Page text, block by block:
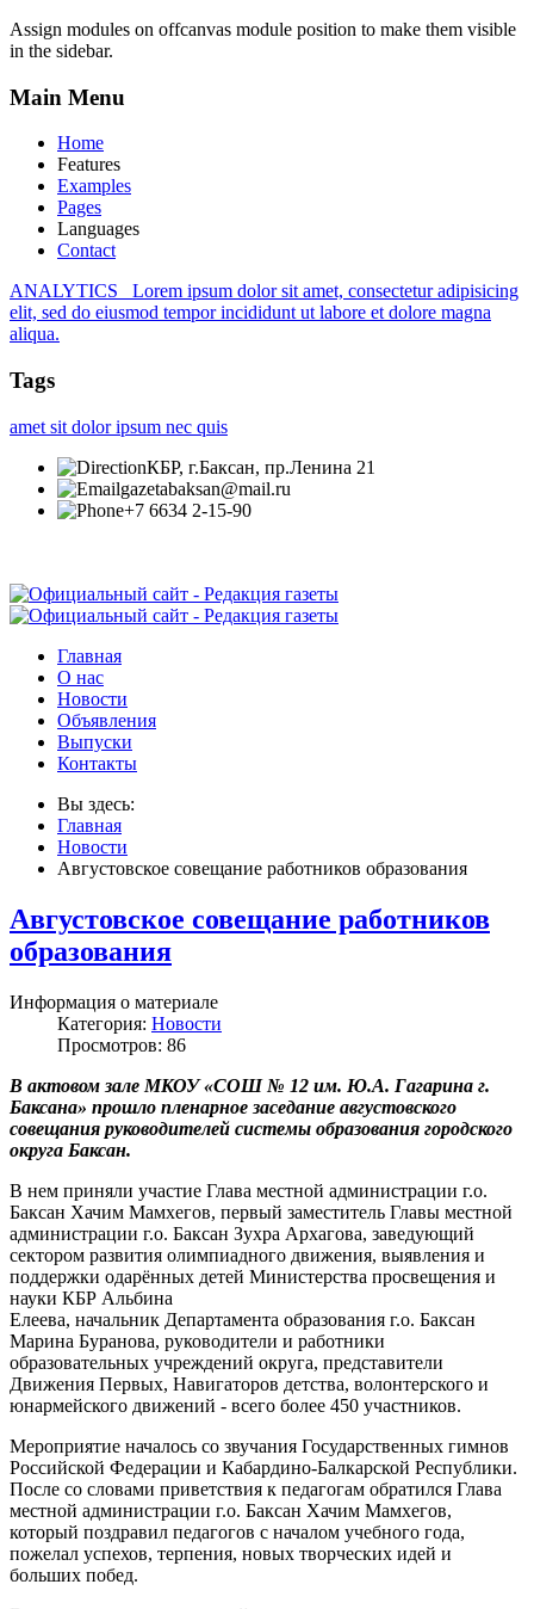
Assign modules on offcanvas module position to make them visible
in the sidebar.
Main Menu
Home
Features
Examples
Pages
Languages
Contact
ANALYTICS
Lorem ipsum dolor sit amet, consectetur adipisicing
elit, sed do eiusmod tempor incididunt ut labore et dolore magna
aliqua.
Tags
amet sit doloripsum nec quis
КБР, г.Баксан, пр.Ленина 21
gazetabaksan@mail.ru
+7 6634 2-15-90
Главная
О нас
Новости
Объявления
Выпуски
Контакты
Вы здесь:
Главная
Новости
Августовское совещание работников образования
Августовское совещание работников
образования
Информация о материале
Категория: Новости
Просмотров: 86
В актовом зале МКОУ «СОШ № 12 им. Ю.А. Гагарина г.
Баксана» прошло пленарное заседание августовского
совещания руководителей системы образования городского
округа Баксан.
В нем приняли участие Глава местной администрации г.о.
Баксан Хачим Мамхегов, первый заместитель Главы местной
администрации г.о. Баксан Зухра Архагова, заведующий
сектором развития олимпиадного движения, выявления и
поддержки одарённых детей Министерства просвещения и
науки КБР Альбина
Елеева, начальник Департамента образования г.о. Баксан
Марина Буранова, руководители и работники
образовательных учреждений округа, представители
Движения Первых, Навигаторов детства, волонтерского и
юнармейского движений - всего более 450 участников.
Мероприятие началось со звучания Государственных гимнов
Российской Федерации и Кабардино-Балкарской Республики.
После со словами приветствия к педагогам обратился Глава
местной администрации г.о. Баксан Хачим Мамхегов,
который поздравил педагогов с началом учебного года,
пожелал успехов, терпения, новых творческих идей и
больших побед.